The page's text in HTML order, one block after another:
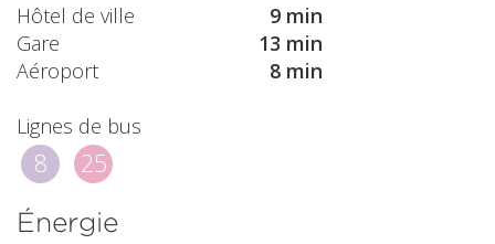
Hôtel de ville
9 min
Gare
13 min
Aéroport
8 min
Lignes de bus
8 25
Énergie